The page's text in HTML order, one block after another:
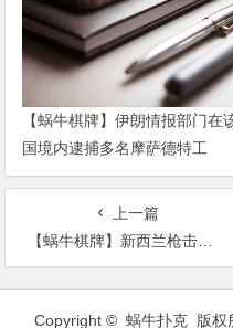
【蜗牛棋牌】伊朗情报部门在
国境内逮捕多名摩萨德特工
上一篇
【蜗牛棋牌】新西兰枪击案遇难者增至51人 仍有9名伤者在治疗
文
Copyright © 蜗牛扑克 版权